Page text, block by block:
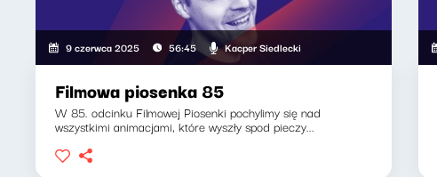
9 czerwca 2025 56:45 Kacper Siedlecki
Filmowa piosenka 85
W 85. odcinku Filmowej Piosenki pochylimy się nad
wszystkimi animacjami, które wyszły spod pieczy...